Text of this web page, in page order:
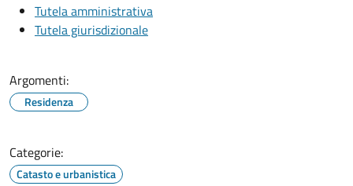
Tutela amministrativa
Tutela giurisdizionale
Argomenti:
Residenza
Categorie:
Catasto e urbanistica